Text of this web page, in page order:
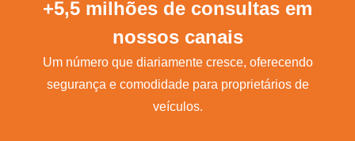
+5,5 milhões de consultas em
nossos canais
Um número que diariamente cresce, oferecendo
segurança e comodidade para proprietários de
veículos.